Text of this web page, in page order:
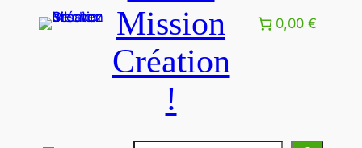
Mission
Création
!
0,00 €